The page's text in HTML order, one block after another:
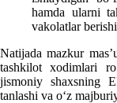
hamda ularni
vakolatlar
Natijada mazkur
tashkilot хodimlari
jismoniy shaхsning
tanlashi va oʻz